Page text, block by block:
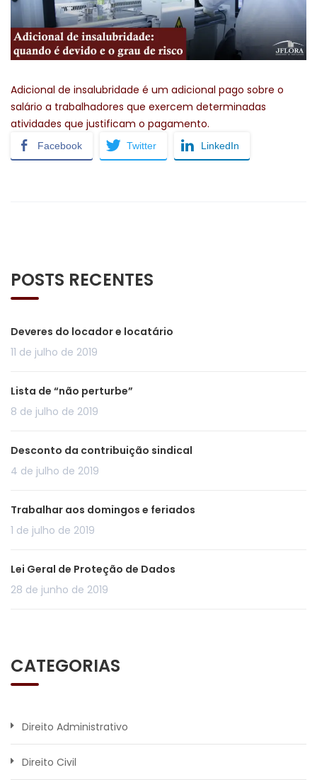
Adicional de insalubridade é um adicional pago sobre o
salário a trabalhadores que exercem determinadas
atividades que justificam o pagamento.
Facebook Twitter LinkedIn
POSTS RECENTES
Deveres do locador e locatário
11 de julho de 2019
Lista de “não perturbe”
8 de julho de 2019
Desconto da contribuição sindical
4 de julho de 2019
Trabalhar aos domingos e feriados
1 de julho de 2019
Lei Geral de Proteção de Dados
28 de junho de 2019
CATEGORIAS
Direito Administrativo
Direito Civil